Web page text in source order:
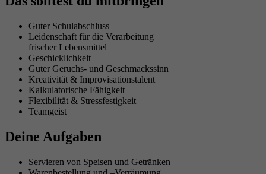
Guter Schulabschluss
Leidenschaft für die Verarbeitung
frischer Lebensmittel
Geschicklichkeit
Guter Geruchs- und Geschmackssinn
Kreativität & Improvisationstalent
Kalkulatorische Fähigkeit
Flexibilität & Stressfestigkeit
Teamgeist
Deine Aufgaben
Servieren von Speisen und Getränken